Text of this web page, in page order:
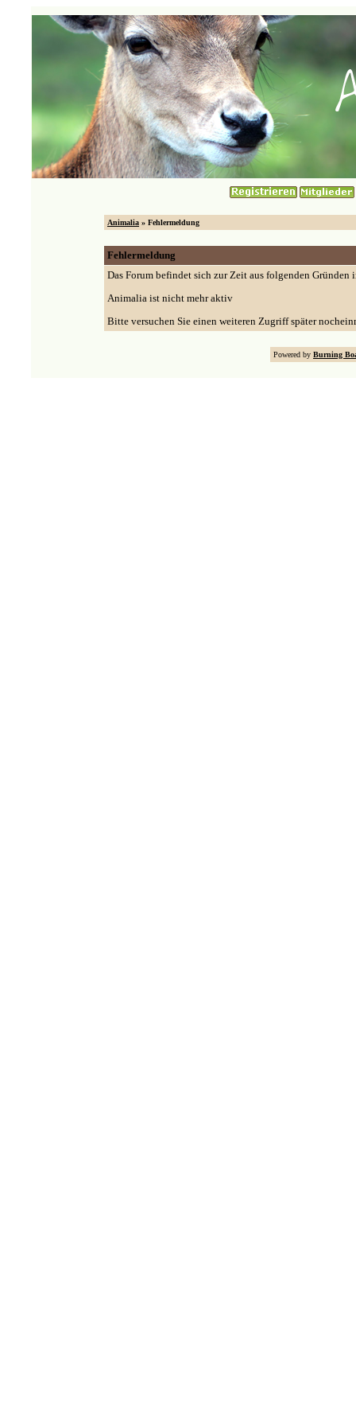
Animalia » Fehlermeldung
Fehlermeldung
Das Forum befindet sich zur Zeit aus folgenden Gründen
Animalia ist nicht mehr aktiv
Bitte versuchen Sie einen weiteren Zugriff später
Powered by Burning